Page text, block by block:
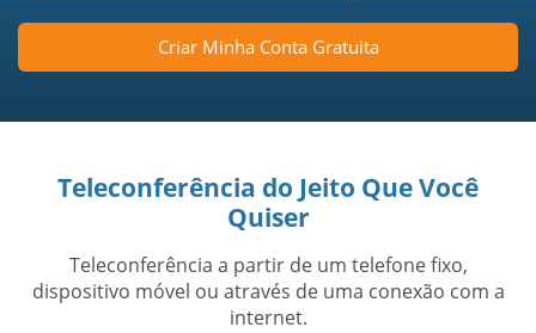
Criar Minha Conta Gratuita
Teleconferência do Jeito Que Você
Quiser
Teleconferência a partir de um telefone fixo,
dispositivo móvel ou através de uma conexão com a
internet.